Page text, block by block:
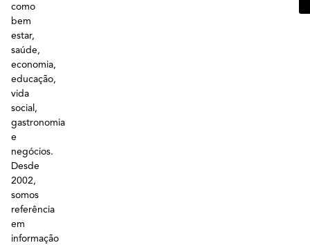
como
bem
estar,
saúde,
economia,
educação,
vida
social,
gastronomia
e
negócios.
Desde
2002,
somos
referência
em
informação